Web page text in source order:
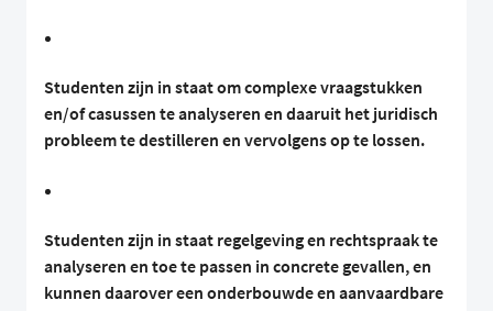
Studenten zijn in staat om complexe vraagstukken
en/of casussen te analyseren en daaruit het juridisch
probleem te destilleren en vervolgens op te lossen.
Studenten zijn in staat regelgeving en rechtspraak te
analyseren en toe te passen in concrete gevallen, en
kunnen daarover een onderbouwde en aanvaardbare